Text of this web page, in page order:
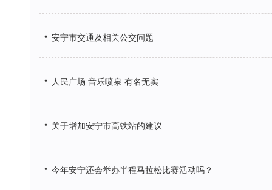
• 安宁市交通及相关公交问题
• 人民广场 音乐喷泉 有名无实
• 关于增加安宁市高铁站的建议
• 今年安宁还会举办半程马拉松比赛活动吗？